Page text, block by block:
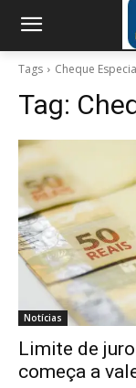
Tags Cheque
Tag:
Notícias
Limite de
começa a